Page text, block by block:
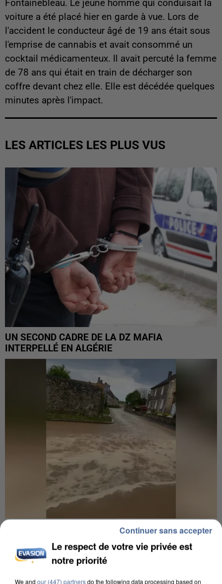
Fontainebleau. Le jeune homme qui conduisait la
voiture a été placé hier en garde à vue. Lors de
l'accident le conducteur âgé de 19 ans était sous
l'emprise de cannabis et avait consommé un
cocktail médicamenteux. Il avait percuté la femme
de 78 ans qui était en train de décharger son
coffre devant chez elle. Elle est décédée quelques
minutes après l'impact.
LES ARTICLES LES PLUS VUS
UN SECOND CADRE DE LA DZ MAFIA
INTERPELLÉ EN ALGÉRIE
UNE TOURISTE DE L’OISE EMPORTÉE PAR UNE
Le respect de votre vie privée est
notre priorité
We and our (447) partnersdo the following data processing based on
Continuer sans accepter